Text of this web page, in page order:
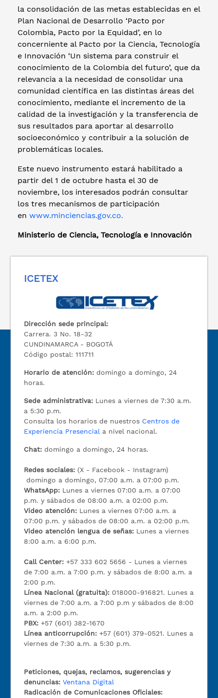
la consolidación de las metas establecidas en el
Plan Nacional de Desarrollo ‘Pacto por
Colombia, Pacto por la Equidad’, en lo
concerniente al Pacto por la Ciencia, Tecnología
e Innovación ‘Un sistema para construir el
conocimiento de la Colombia del futuro’, que da
relevancia a la necesidad de consolidar una
comunidad científica en las distintas áreas del
conocimiento, mediante el incremento de la
calidad de la investigación y la transferencia de
sus resultados para aportar al desarrollo
socioeconómico y contribuir a la solución de
problemáticas locales.
Este nuevo instrumento estará habilitado a
partir del 1 de octubre hasta el 30 de
noviembre, los interesados podrán consultar
los tres mecanismos de participación
en www.minciencias.gov.co.
Ministerio de Ciencia, Tecnología e Innovación
ICETEX
Dirección sede principal:
Carrera. 3 No. 18-32
CUNDINAMARCA - BOGOTÁ
Código postal: 111711
Horario de atención: domingo a domingo, 24
horas.
Sede administrativa: Lunes a viernes de 7:30 a.m.
a 5:30 p.m.
Consulta los horarios de nuestros Centros de
Experiencia Presencial a nivel nacional.
Chat: domingo a domingo, 24 horas.
Redes sociales: (X - Facebook - Instagram)
domingo a domingo, 07:00 a.m. a 07:00 p.m.
WhatsApp: Lunes a viernes 07:00 a.m. a 07:00
p.m. y sábados de 08:00 a.m. a 02:00 p.m.
Video atención: Lunes a viernes 07:00 a.m. a
07:00 p.m. y sábados de 08:00 a.m. a 02:00 p.m.
Video atención lengua de señas: Lunes a viernes
8:00 a.m. a 6:00 p.m.
Call Center:+57 333 602 5656 - Lunes a viernes
de 7:00 a.m. a 7:00 p.m. y sábados de 8:00 a.m. a
2:00 p.m.
Línea Nacional (gratuita): 018000-916821. Lunes a
viernes de 7:00 a.m. a 7:00 p.m y sábados de 8:00
a.m. a 2:00 p.m.
PBX:+57 (601) 382-1670
Línea anticorrupción:+57 (601) 379-0521. Lunes a
viernes de 7:30 a.m. a 5:30 p.m.
Peticiones, quejas, reclamos, sugerencias y
denuncias: Ventana Digital
Radicación de Comunicaciones Oficiales: